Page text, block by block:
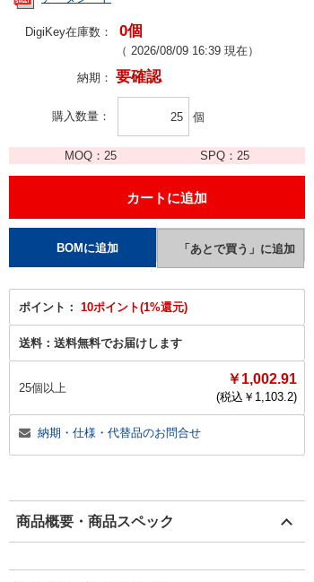
DigiKey在庫数： 0個
（ 2026/08/09 16:39 現在）
納期： 要確認
購入数量 個
MOQ： 25 SPQ：25
ポイント： 10ポイント(1%還元)
送料： 送料無料でお届けします
25個以上
￥1,002.91
(税込￥ 1,103.2)
納期・仕様・代替品のお問合せ
商品概要・商品スペック